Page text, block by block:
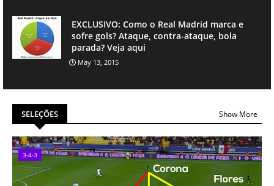
EXCLUSIVO: Como o Real Madrid marca e
sofre gols? Ataque, contra-ataque, bola
parada? Veja aqui
May 13, 2015
SELEÇÕES Show More
3-4-3